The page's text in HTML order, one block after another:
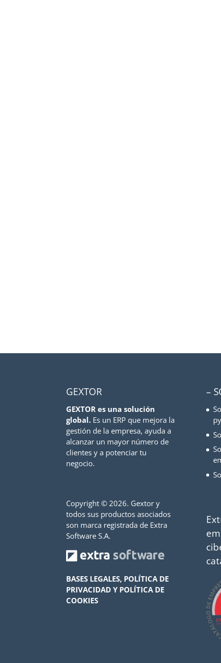
GEXTOR
GEXTOR es una solución
global. Es un ERP que mejora la
gestión de la empresa, ayuda a
alcanzar un mayor número de
clientes y a potenciar tu
negocio.
Copyright ©2026. Gextor y
todos sus productos asociados
son marca registrada de Extra
Software S.A.
BASES LEGALES, POLÍTICA DE
PRIVACIDAD Y POLÍTICA DE
COOKIES
–